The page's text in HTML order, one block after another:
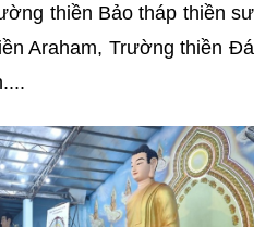
thiền Bảo tháp thiền sư
Araham, Trường thiền Đá